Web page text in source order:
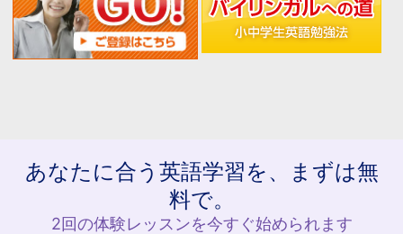
あなたに合う英語学習を、まずは無
料で。
2回の体験レッスンを今すぐ始められます